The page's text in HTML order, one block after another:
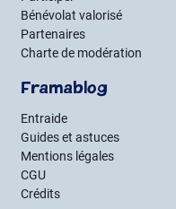
Bénévolat valorisé
Partenaires
Charte de modération
Framablog
Entraide
Guides et astuces
Mentions légales
CGU
Crédits